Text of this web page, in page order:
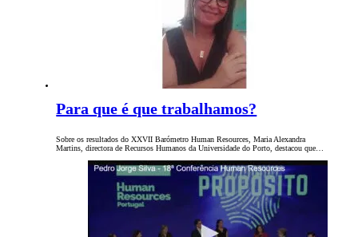
Para que é que trabalhamos?
Sobre os resultados do XXVII Barómetro Human Resources, Maria Alexandra
Martins, directora de Recursos Humanos da Universidade do Porto, destacou que…